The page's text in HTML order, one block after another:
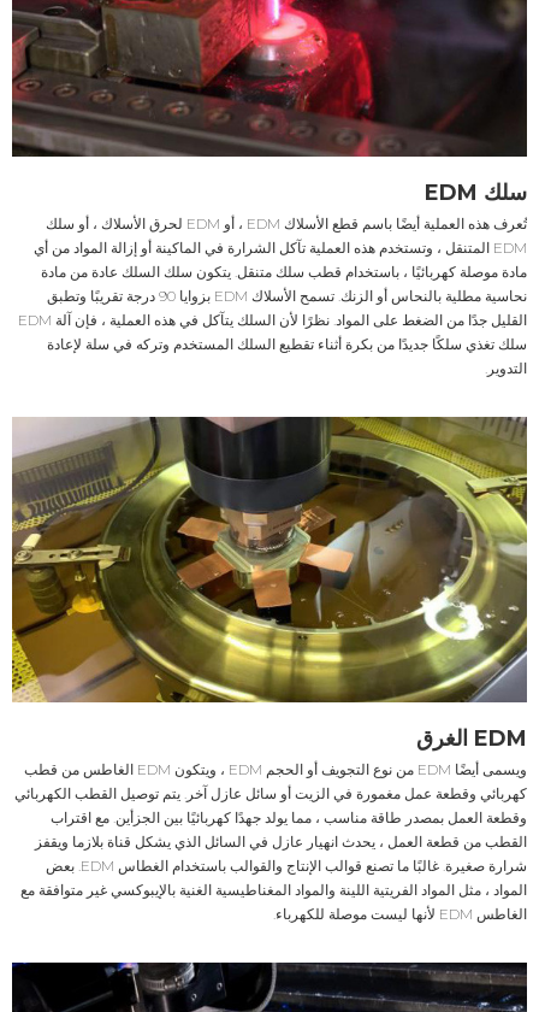
سلك EDM
تُعرف هذه العملية أيضًا باسم قطع الأسلاك EDM ، أو EDM لحرق الأسلاك ، أو سلك
EDM المتنقل ، وتستخدم هذه العملية تآكل الشرارة في الماكينة أو إزالة المواد من أي
مادة موصلة كهربائيًا ، باستخدام قطب سلك متنقل. يتكون سلك السلك عادة من مادة
نحاسية مطلية بالنحاس أو الزنك. تسمح الأسلاك EDM بزوايا 90 درجة تقريبًا وتطبق
القليل جدًا من الضغط على المواد. نظرًا لأن السلك يتآكل في هذه العملية ، فإن آلة EDM
سلك تغذي سلكًا جديدًا من بكرة أثناء تقطيع السلك المستخدم وتركه في سلة لإعادة
التدوير.
EDM الغرق
ويسمى أيضًا EDM من نوع التجويف أو الحجم EDM ، ويتكون EDM الغاطس من قطب
كهربائي وقطعة عمل مغمورة في الزيت أو سائل عازل آخر. يتم توصيل القطب الكهربائي
وقطعة العمل بمصدر طاقة مناسب ، مما يولد جهدًا كهربائيًا بين الجزأين. مع اقتراب
القطب من قطعة العمل ، يحدث انهيار عازل في السائل الذي يشكل قناة بلازما ويقفز
شرارة صغيرة. غالبًا ما تصنع قوالب الإنتاج والقوالب باستخدام الغطاس EDM. بعض
المواد ، مثل المواد الفريتية اللينة والمواد المغناطيسية الغنية بالإيبوكسي غير متوافقة مع
الغاطس EDM لأنها ليست موصلة للكهرباء.